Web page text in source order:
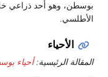
نفسه ذراع المحيط